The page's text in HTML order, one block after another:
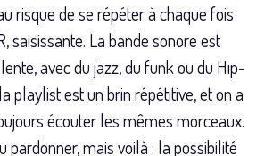
risque de se répéter à chaque fois
saisissante. La bande sonore est
avec du jazz, du funk ou du Hip-
playlist est un brin répétitive, et on a
écouter les mêmes morceaux.
pardonner, mais voilà : la possibilité